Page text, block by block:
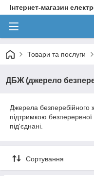
Інтернет-магазин
Товари та послуги
ДБЖ (джерело
Джерела безперебійного
підтримкою безперервної
під'єднані.
Сортування